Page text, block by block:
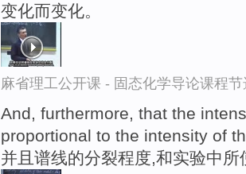
变化而变化。
麻省理工公开课 - 固态化学导论课程节
And, furthermore, that the
proportional to the intensity of
并且谱线的分裂程度,和实验中